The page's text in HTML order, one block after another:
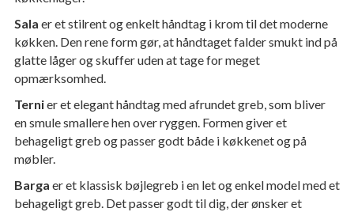
Sala er et stilrent og enkelt håndtag i krom til det moderne
køkken. Den rene form gør, at håndtaget falder smukt ind på
glatte låger og skuffer uden at tage for meget
opmærksomhed.
Ternier et elegant håndtag med afrundet greb, som bliver
en smule smallere hen over ryggen. Formen giver et
behageligt greb og passer godt både i køkkenet og på
møbler.
Barga er et klassisk bøjlegreb i en let og enkel model med et
behageligt greb. Det passer godt til dig, der ønsker et